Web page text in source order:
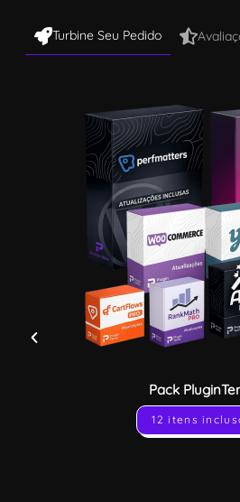
Turbine Seu Pedido
Pack
12 itens